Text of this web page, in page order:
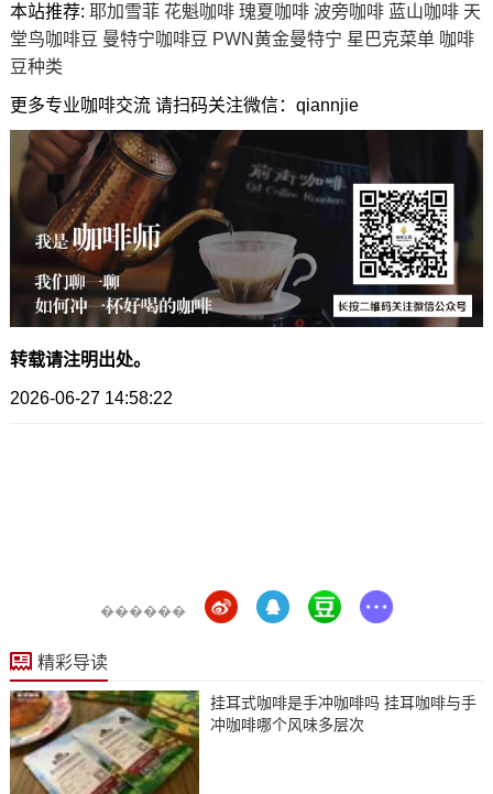
本站推荐: 耶加雪菲 花魁咖啡 瑰夏咖啡 波旁咖啡 蓝山咖啡 天
堂鸟咖啡豆 曼特宁咖啡豆 PWN黄金曼特宁 星巴克菜单 咖啡
豆种类
更多专业咖啡交流 请扫码关注微信：qiannjie
转载请注明出处。
2026-06-27 14:58:22
������
精彩导读
挂耳式咖啡是手冲咖啡吗 挂耳咖啡与手
冲咖啡哪个风味多层次